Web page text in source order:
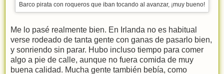
Barco pirata con roqueros que iban tocando al avanzar, ¡muy bueno!
Me lo pasé realmente bien. En Irlanda no es habitual
verse rodeado de tanta gente con ganas de pasarlo bien,
y sonriendo sin parar. Hubo incluso tiempo para comer
algo a pie de calle, aunque no fuera comida de muy
buena calidad. Mucha gente también bebía, como